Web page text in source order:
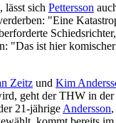
sich Pettersson
"Eine
"Das ist hier
Zeitz und Kim
geht der THW in
21-jährige Andersson